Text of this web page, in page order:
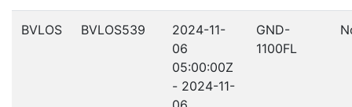
BVLOS BVLOS539
2024-11-
06
05:00:00Z
- 2024-11-
GND-
1100FL